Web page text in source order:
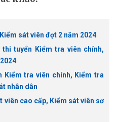
sát viên đợt 2 năm 2024
tuyển Kiểm tra viên chính,
Kiểm tra viên chính, Kiểm tra
nhân dân
viên cao cấp, Kiểm sát viên sơ